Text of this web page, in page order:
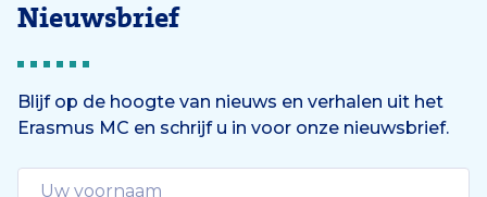
Nieuwsbrief
Blijf op de hoogte van nieuws en verhalen uit het
Erasmus MC en schrijf u in voor onze nieuwsbrief.